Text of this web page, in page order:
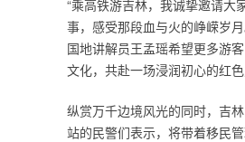
“乘高铁游吉林，我诚挚邀请大
事，感受那段血与火的峥嵘岁
国地讲解员王孟瑶希望更多游
文化，共赴一场浸润初心的红色
纵赏万千边境风光的同时，吉
站的民警们表示，将带着移民